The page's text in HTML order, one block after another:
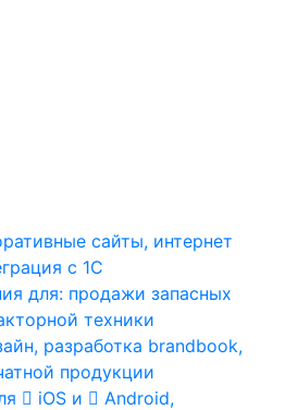
сайты, интернет
с 1С
для: продажи запасных
техники
разработка brandbook,
продукции
iOS и Android,